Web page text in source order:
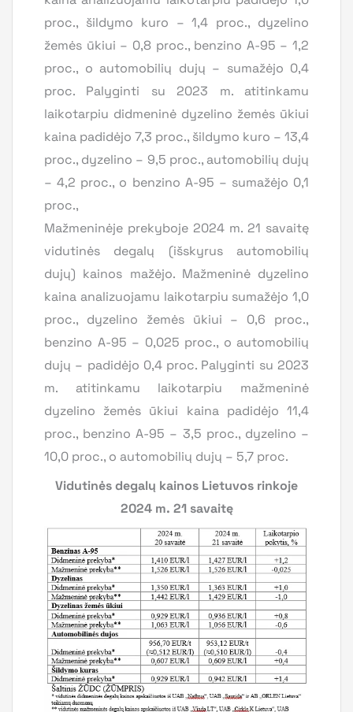
proc., šildymo kuro – 1,4 proc., dyzelino
žemės ūkiui – 0,8 proc., benzino A-95 – 1,2
proc., o automobilių dujų – sumažėjo 0,4
proc. Palyginti su 2023 m. atitinkamu
laikotarpiu didmeninė dyzelino žemės ūkiui
kaina padidėjo 7,3 proc., šildymo kuro – 13,4
proc., dyzelino – 9,5 proc., automobilių dujų
– 4,2 proc., o benzino A-95 – sumažėjo 0,1
proc.,
Mažmeninėje prekyboje 2024 m. 21 savaitę
vidutinės degalų (išskyrus automobilių
dujų) kainos mažėjo. Mažmeninė dyzelino
kaina analizuojamu laikotarpiu sumažėjo 1,0
proc., dyzelino žemės ūkiui – 0,6 proc.,
benzino A-95 – 0,025 proc., o automobilių
dujų – padidėjo 0,4 proc. Palyginti su 2023
m. atitinkamu laikotarpiu mažmeninė
dyzelino žemės ūkiui kaina padidėjo 11,4
proc., benzino A-95 – 3,5 proc., dyzelino –
10,0 proc., o automobilių dujų – 5,7 proc.
Vidutinės degalų kainos Lietuvos rinkoje
2024 m. 21 savaitę